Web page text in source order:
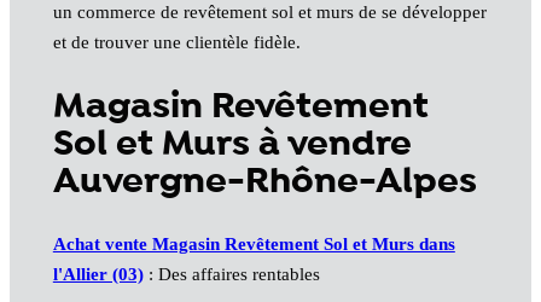
un commerce de revêtement sol et murs de se développer
et de trouver une clientèle fidèle.
Magasin Revêtement
Sol et Murs à vendre
Auvergne-Rhône-Alpes
Achat vente Magasin Revêtement Sol et Murs dans
l'Allier (03): Des affaires rentables